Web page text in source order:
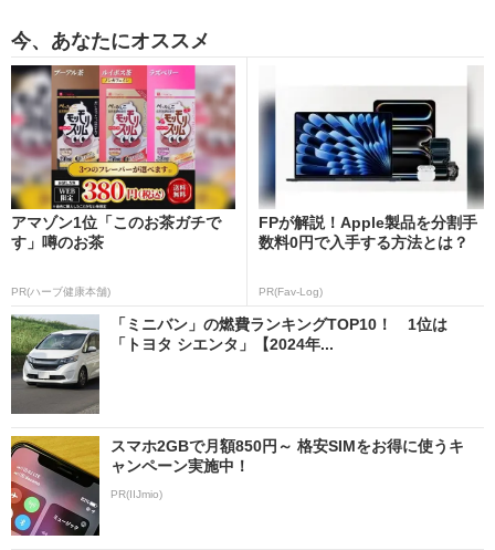
今、あなたにオススメ
アマゾン1位「このお茶ガチで
す」噂のお茶
PR(ハーブ健康本舗)
FPが解説！Apple製品を分割手
数料0円で入手する方法とは？
PR(Fav-Log)
「ミニバン」の燃費ランキングTOP10！ 1位は
「トヨタ シエンタ」【2024年...
スマホ2GBで月額850円～ 格安SIMをお得に使うキ
ャンペーン実施中！
PR(IIJmio)